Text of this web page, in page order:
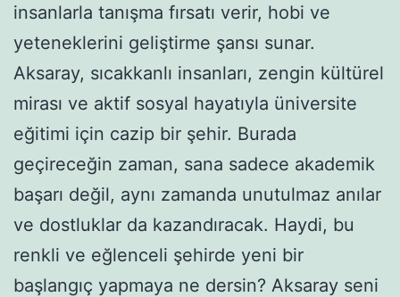
insanlarla tanışma fırsatı verir, hobi ve
yeteneklerini geliştirme şansı sunar.
Aksaray, sıcakkanlı insanları, zengin kültürel
mirası ve aktif sosyal hayatıyla üniversite
eğitimi için cazip bir şehir. Burada
geçireceğin zaman, sana sadece akademik
başarı değil, aynı zamanda unutulmaz anılar
ve dostluklar da kazandıracak. Haydi, bu
renkli ve eğlenceli şehirde yeni bir
başlangıç yapmaya ne dersin? Aksaray seni